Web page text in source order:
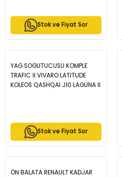
Stok ve Fiyat Sor
YAG SOGUTUCUSU KOMPLE
TRAFIC II VIVARO LATITUDE
KOLEOS QASHQAI J10 LAGUNA II
Stok ve Fiyat Sor
ÖN BALATA RENAULT KADJAR